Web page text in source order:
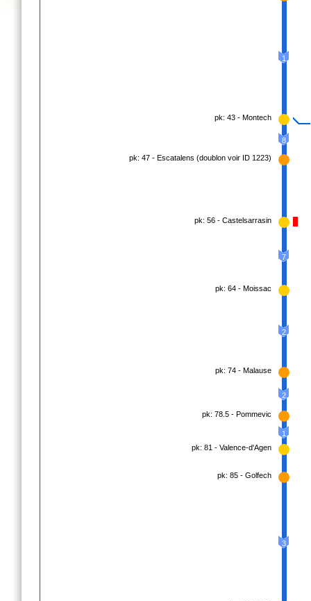
1
pk: 43 - Montech
8
pk: 47 - Escatalens (doublon voir ID 1223)
pk: 56 - Castelsarrasin
7
pk: 64 - Moissac
2
pk: 74 - Malause
2
pk: 78.5 - Pommevic
1
pk: 81 - Valence-d'Agen
pk: 85 - Golfech
3